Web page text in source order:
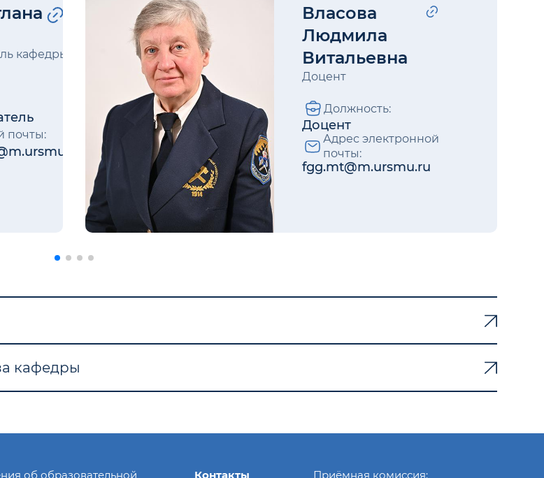
кафедры
почты:
Власова
Людмила
Витальевна
Доцент
Должность:
Доцент
Адрес электронной
почты:
fgg.mt@m.ursmu.ru
кафедры
об образовательной Контакты Приёмная комиссия: